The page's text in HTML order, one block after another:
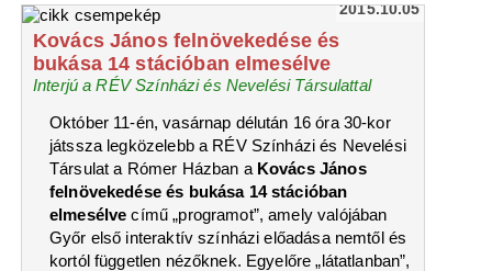
2015.10.05
Kovács János felnövekedése és
bukása 14 stációban elmesélve
Interjú a RÉV Színházi és Nevelési Társulattal
Október 11-én, vasárnap délután 16 óra 30-kor
játssza legközelebb a RÉV Színházi és Nevelési
Társulat a Rómer Házban a Kovács János
felnövekedése és bukása 14 stációban
elmesélve című „programot”, amely valójában
Győr első interaktív színházi előadása nemtől és
kortól független nézőknek. Egyelőre „látatlanban”,